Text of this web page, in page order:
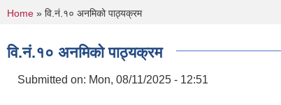
You are here
Home » वि.नं.१० अनमिको पाठ्यक्रम
वि.नं.१० अनमिको पाठ्यक्रम
Submitted on: Mon, 08/11/2025 - 12:51